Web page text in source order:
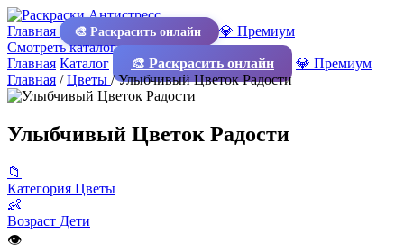
Главная 🎨 Раскрасить онлайн
💎 Премиум
Смотреть каталог
Главная Каталог 🎨 Раскрасить онлайн
💎 Премиум
Главная /Цветы /Улыбчивый Цветок Радости
Улыбчивый Цветок Радости
📁
Категория Цветы
👶
Возраст Дети
👁